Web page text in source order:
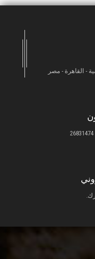
- القاهرة - مصر